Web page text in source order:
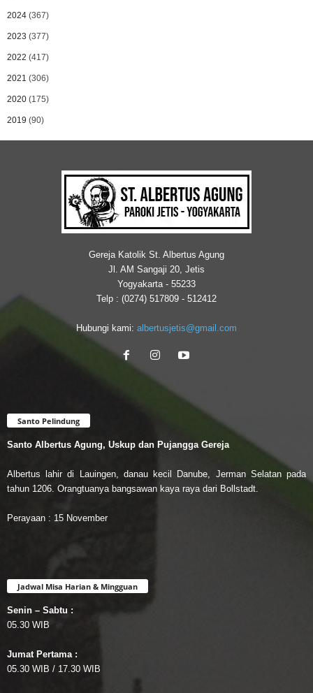
2024 (367)
2023 (377)
2022 (417)
2021 (306)
2020 (175)
2019 (90)
Gereja Katolik St. Albertus Agung
Jl. AM Sangaji 20, Jetis
Yogyakarta - 55233
Telp : (0274) 517809 - 512412
Hubungi kami: albertusjetis@gmail.com
Santo Pelindung
Santo Albertus Agung, Uskup dan Pujangga Gereja
Albertus lahir di Lauingen, danau kecil Danube, Jerman Selatan pada
tahun 1206. Orangtuanya bangsawan kaya raya dari Bollstadt.
Perayaan : 15 November
Jadwal Misa Harian & Mingguan
Senin – Sabtu :
05.30 WIB
Jumat Pertama :
05.30 WIB / 17.30 WIB